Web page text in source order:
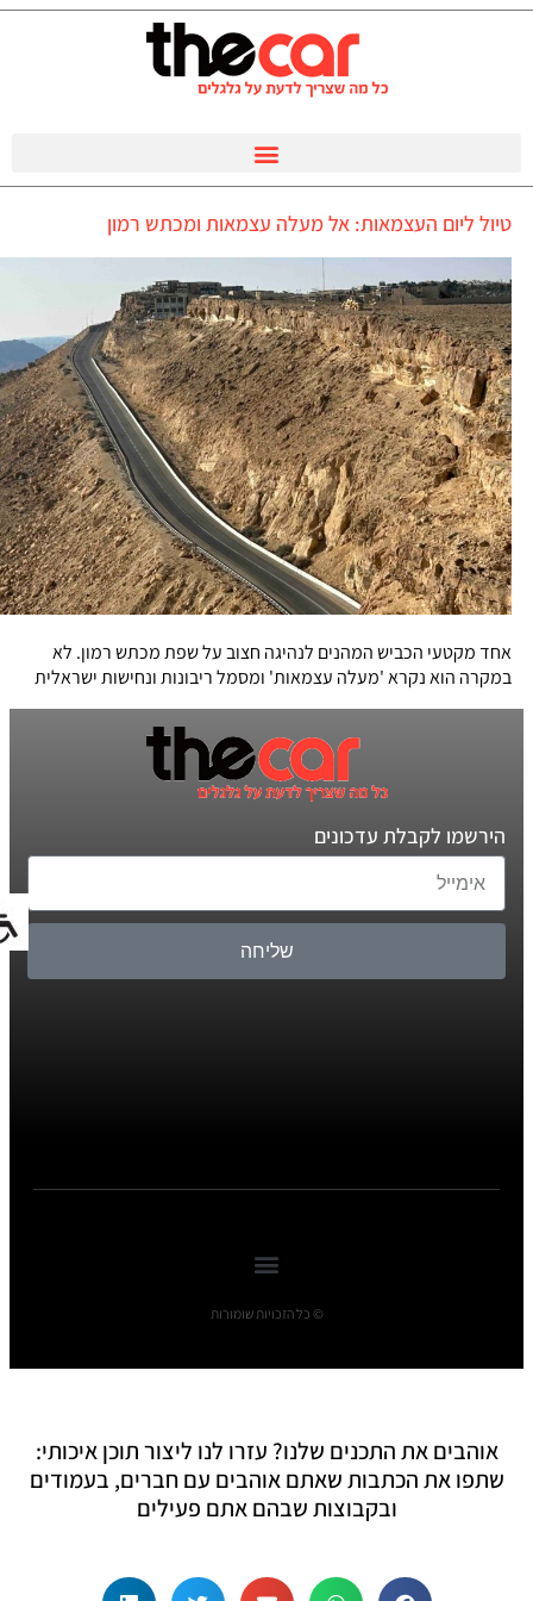
טיול ליום העצמאות: אל מעלה עצמאות ומכתש רמון
אחד מקטעי הכביש המהנים לנהיגה חצוב על שפת מכתש רמון. לא
במקרה הוא נקרא 'מעלה עצמאות' ומסמל ריבונות ונחישות ישראלית
הירשמו לקבלת עדכונים
שליחה
© כל הזכויות שומורות
אוהבים את התכנים שלנו? עזרו לנו ליצור תוכן איכותי:
שתפו את הכתבות שאתם אוהבים עם חברים, בעמודים
ובקבוצות שבהם אתם פעילים